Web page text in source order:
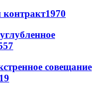
1970
совещание